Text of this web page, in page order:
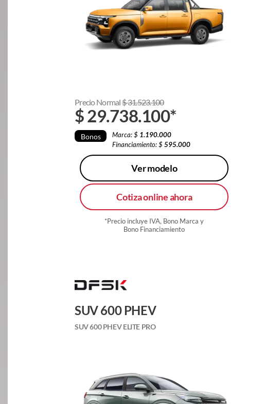
Precio Normal$31.523.100
$29.738.100*
Bonos Marca: $ 1.190.000
Financiamiento: $595.000
Ver modelo
Cotiza online ahora
*Precio incluye IVA, Bono Marca y
Bono Financiamiento
SUV 600 PHEV
SUV 600 PHEV ELITE PRO